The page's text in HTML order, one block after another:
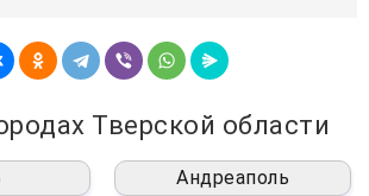
Тверской области
Андреаполь